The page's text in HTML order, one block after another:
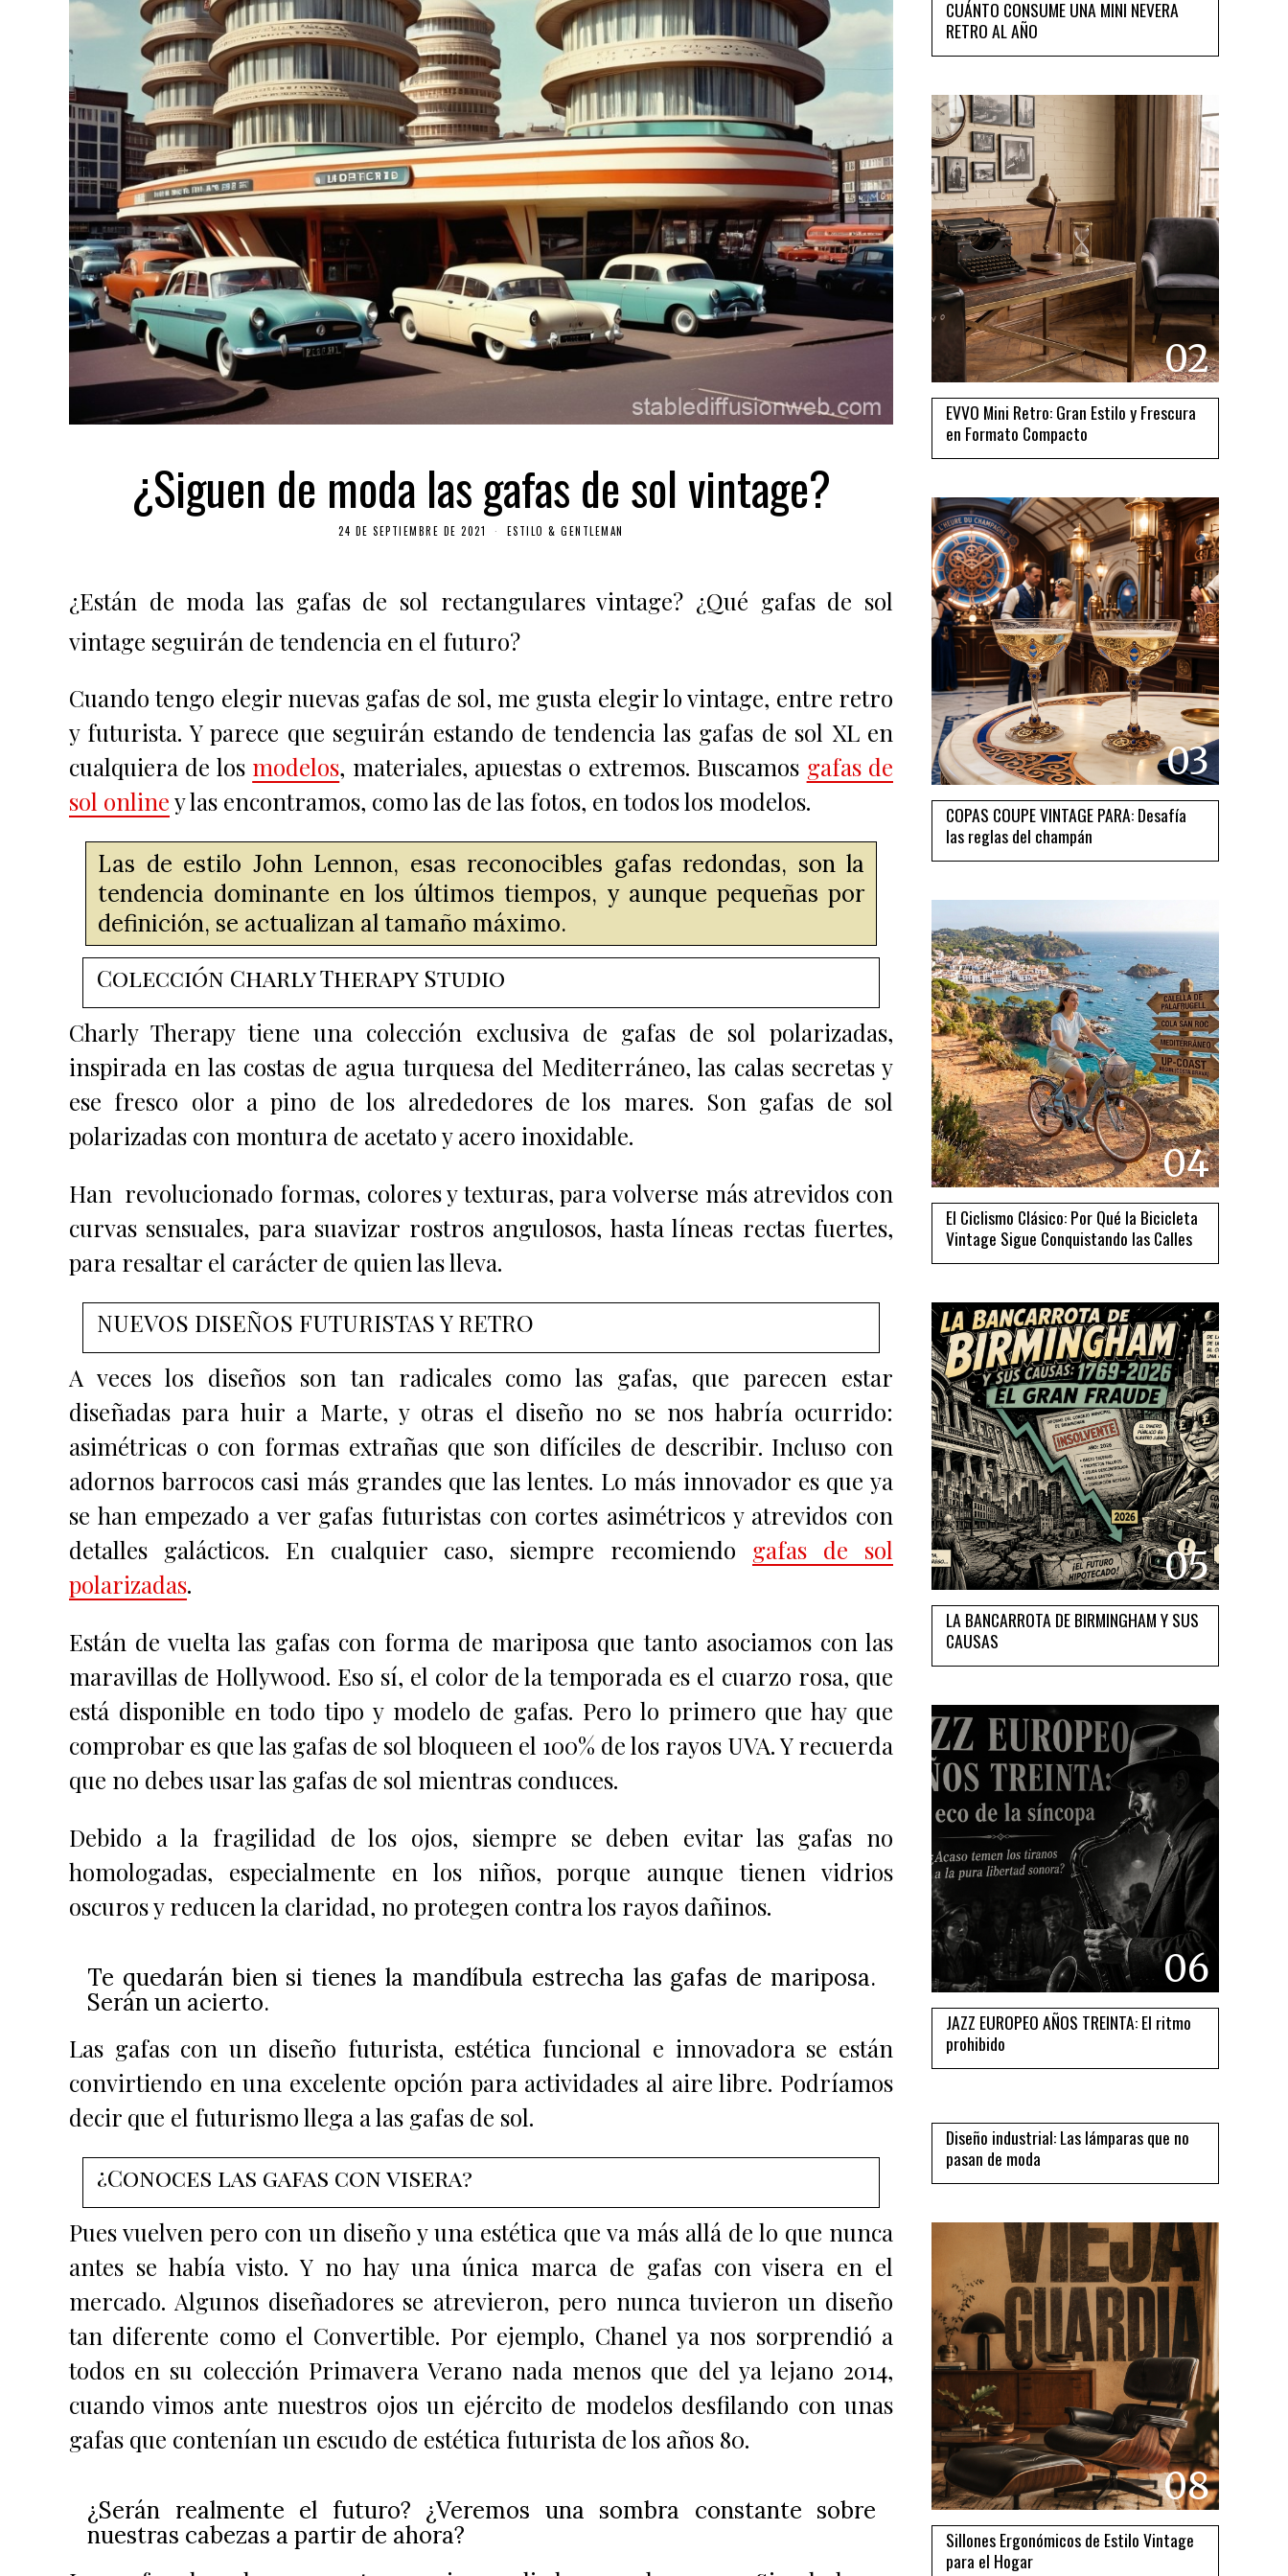
¿Siguen de moda las gafas de sol vintage?
24 DE SEPTIEMBRE DE 2021 ESTILO & GENTLEMAN
¿Están de moda las gafas de sol rectangulares vintage? ¿Qué gafas de sol
vintage seguirán de tendencia en el futuro?
Cuando tengo elegir nuevas gafas de sol, me gusta elegir lo vintage, entre retro
y futurista. Y parece que seguirán estando de tendencia las gafas de sol XL en
cualquiera de los modelos, materiales, apuestas o extremos. Buscamos gafas de
sol onliney las encontramos, como las de las fotos, en todos los modelos.
Las de estilo John Lennon, esas reconocibles gafas redondas, son la
tendencia dominante en los últimos tiempos, y aunque pequeñas por
definición, se actualizan al tamaño máximo.
Colección Charly Therapy Studio
Charly Therapy tieneuna colección exclusiva de gafas de sol polarizadas,
inspirada en las costas de agua turquesa del Mediterráneo, las calas secretas y
ese fresco olor a pino de los alrededores de los mares. Son gafas de sol
polarizadas con montura de acetato y acero inoxidable.
Han revolucionado formas, colores y texturas, para volverse más atrevidos con
curvas sensuales, para suavizar rostros angulosos, hasta líneas rectas fuertes,
para resaltar el carácter de quien las lleva.
NUEVOS DISEÑOS FUTURISTAS Y RETRO
A veces los diseños son tan radicales como las gafas, que parecen estar
diseñadas para huir a Marte, y otras el diseño no se nos habría ocurrido:
asimétricas o con formas extrañas que son difíciles de describir. Incluso con
adornos barrocos casi más grandes que las lentes. Lo más innovador es que ya
se han empezado a ver gafas futuristas con cortes asimétricos y atrevidos con
detalles galácticos. En cualquier caso, siempre recomiendo gafas de sol
polarizadas.
Están de vuelta las gafas con forma de mariposa que tanto asociamos con las
maravillas de Hollywood. Eso sí, el color de la temporada es el cuarzo rosa, que
está disponible en todo tipo y modelo de gafas. Pero lo primero que hay que
comprobar es que las gafas de sol bloqueen el 100% de los rayos UVA. Y recuerda
que no debes usar las gafas de sol mientras conduces.
Debido a la fragilidad de los ojos, siempre se deben evitar las gafas no
homologadas, especialmente en los niños, porque aunque tienen vidrios
oscuros y reducen la claridad, no protegen contra los rayos dañinos.
Te quedarán bien si tienes la mandíbula estrecha las gafas de mariposa.
Serán un acierto.
Las gafas con un diseño futurista, estética funcional e innovadora se están
convirtiendo en una excelente opción para actividades al aire libre. Podríamos
decir que el futurismo llega a las gafas de sol.
¿Conoces las gafas con visera?
Pues vuelven pero con un diseño y una estética que va más allá de lo que nunca
antes se había visto.Y no hay una única marca de gafas con visera en el
mercado. Algunos diseñadores se atrevieron, pero nunca tuvieron un diseño
tan diferente como el Convertible. Por ejemplo, Chanel ya nos sorprendió a
todos en su colección Primavera Verano nada menos que del ya lejano 2014,
cuando vimos ante nuestros ojos un ejército de modelos desfilando con unas
gafas que contenían un escudo de estética futurista de los años 80.
¿Serán realmente el futuro? ¿Veremos una sombra constante sobre
nuestras cabezas a partir de ahora?
CUÁNTO CONSUME UNA MINI NEVERA
RETRO AL AÑO
02
EVVO Mini Retro: Gran Estilo y Frescura
en Formato Compacto
03
COPAS COUPE VINTAGE PARA: Desafía
las reglas del champán
04
El Ciclismo Clásico: Por Qué la Bicicleta
Vintage Sigue Conquistando las Calles
05
LA BANCARROTA DE BIRMINGHAM Y SUS
CAUSAS
06
JAZZ EUROPEO AÑOS TREINTA: El ritmo
prohibido
07
Diseño industrial: Las lámparas que no
pasan de moda
08
Sillones Ergonómicos de Estilo Vintage
para el Hogar